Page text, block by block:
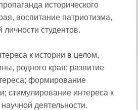
исторического
воспитание патриотизма,
личности студентов.
к истории в целом,
родного края; развитие
формирование
стимулирование интереса к
деятельности.